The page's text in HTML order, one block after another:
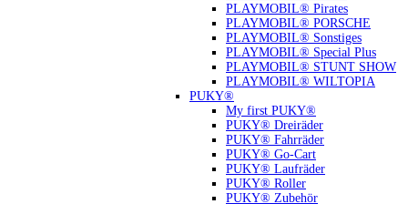
PLAYMOBIL® Pirates
PLAYMOBIL® PORSCHE
PLAYMOBIL® Sonstiges
PLAYMOBIL® Special Plus
PLAYMOBIL® STUNT SHOW
PLAYMOBIL® WILTOPIA
PUKY®
My first PUKY®
PUKY® Dreiräder
PUKY® Fahrräder
PUKY® Go-Cart
PUKY® Laufräder
PUKY® Roller
PUKY® Zubehör